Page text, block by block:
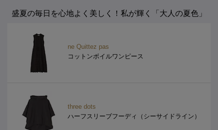
盛夏の毎日を心地よく美しく！私が輝く「大人の夏色」
ne Quittez pas
コットンボイルワンピース
three dots
ハーフスリーブフーディ（シーサイドライン）